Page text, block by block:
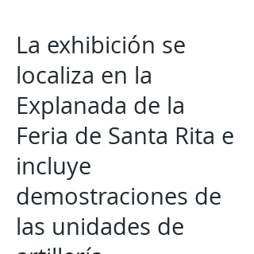
La exhibición se
localiza en la
Explanada de la
Feria de Santa Rita e
incluye
demostraciones de
las unidades de